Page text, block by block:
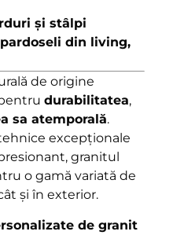
și stâlpi
din living,
de origine
durabilitatea,
sa atemporală.
excepționale
granitul
o gamă variată de
și în exterior.
de granit